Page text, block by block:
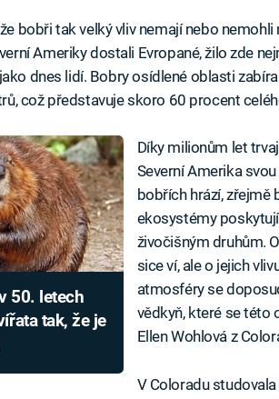
bobři tak velký vliv nemají nebo
Ameriky dostali Evropané, žilo zde
dnes lidí. Bobry osídlené oblasti
což představuje skoro 60 procent
50. letech
tak, že je
Díky milionům let
Severní Amerika
bobřích hrází, zřejmě
ekosystémy
živočišným druhům.
sice ví, ale o jejich
atmosféry se
vědkyň, které se této
Ellen Wohlová z
V Coloradu